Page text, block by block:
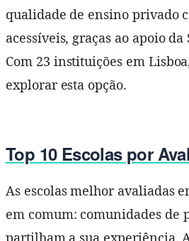
qualidade de ensino privado
acessíveis, graças ao apoio da
Com 23 instituições em
explorar esta opção.
Top 10 Escolas por
As escolas melhor avaliadas
em comum: comunidades de
partilham a sua experiência.